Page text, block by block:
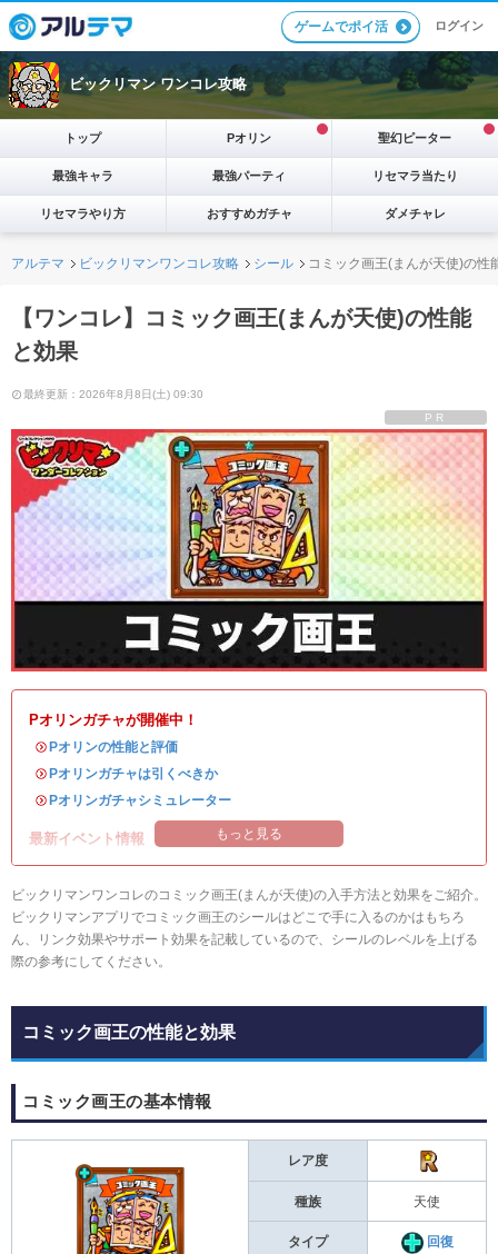
ゲームでポイ活 ログイン
ビックリマン ワンコレ攻略
トップ Pオリン 聖幻ピーター
最強キャラ 最強パーティ リセマラ当たり
リセマラやり方 おすすめガチャ ダメチャレ
アルテマ ビックリマンワンコレ攻略 シール コミック画王(まんが天使)の性
【ワンコレ】コミック画王(まんが天使)の性能
と効果
最終更新：2026年8月8日(土) 09:30
PR
Pオリンガチャが開催中！
・Pオリンの性能と評価
・Pオリンガチャは引くべきか
・Pオリンガチャシミュレーター
最新イベント情報 もっと見る
ビックリマンワンコレのコミック画王(まんが天使)の入手方法と効果をご紹介。
ビックリマンアプリでコミック画王のシールはどこで手に入るのかはもちろ
ん、リンク効果やサポート効果を記載しているので、シールのレベルを上げる
際の参考にしてください。
コミック画王の性能と効果
コミック画王の基本情報
レア度
種族 天使
タイプ 回復